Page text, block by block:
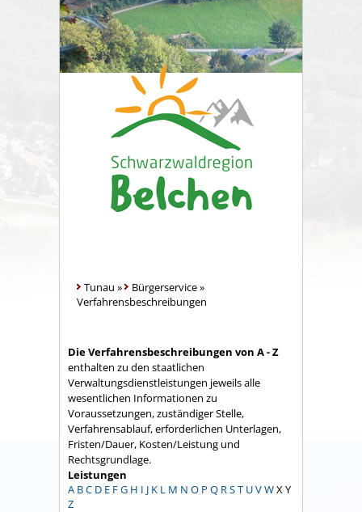
Tunau » Bürgerservice»
Verfahrensbeschreibungen
Die Verfahrensbeschreibungen von A - Z
enthalten zu den staatlichen
Verwaltungsdienstleistungen jeweils alle
wesentlichen Informationen zu
Voraussetzungen, zuständiger Stelle,
Verfahrensablauf, erforderlichen Unterlagen,
Fristen/Dauer, Kosten/Leistung und
Rechtsgrundlage.
Leistungen
A BC D E FG H I J K L M N O P Q RST UVWX Y
Z